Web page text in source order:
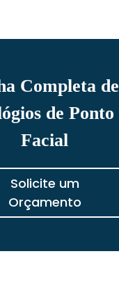
Completa de
de Ponto
Facial
Solicite um
Orçamento